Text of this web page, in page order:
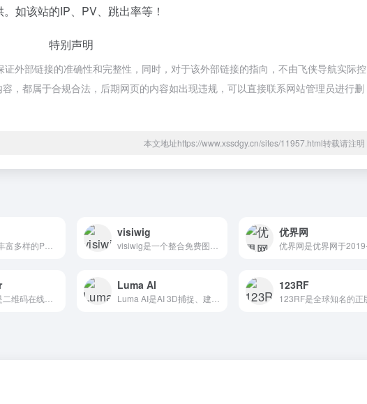
如该站的IP、PV、跳出率等！
特别声明
外部链接的准确性和完整性，同时，对于该外部链接的指向，不由飞侠导航实际控
，都属于合规合法，后期网页的内容如出现违规，可以直接联系网站管理员进行删
本文地址https://www.xssdgy.cn/sites/11957.html转载请注明
PNG img是丰富多样的PNG图片库，设计师的理想选择
visiwig 优界网
Luma AI 123RF